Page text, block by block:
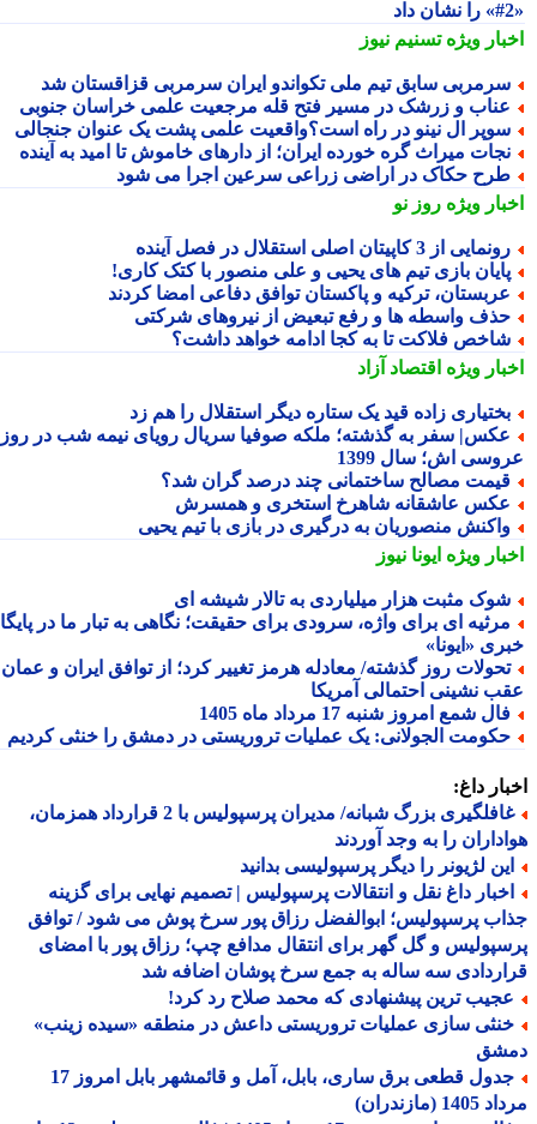
ویژهتسنیم نیوز
سابق تیم ملی تکواندو ایران سرمربی قزاقستان شد
و زرشک در مسیر فتح قله مرجعیت علمی خراسان جنوبی
ال نینو در راه است؟واقعیت علمی پشت یک عنوان جنجالی
میراث گره خورده ایران؛ از دارهای خاموش تا امید به آینده
حکاک در اراضی زراعی سرعین اجرا می شود
ویژهروز نو
از 3 کاپیتان اصلی استقلال در فصل آینده
بازی تیم های یحیی و علی منصور با کتک کاری!
ترکیه و پاکستان توافق دفاعی امضا کردند
واسطه ها و رفع تبعیض از نیروهای شرکتی
فلاکت تا به کجا ادامه خواهد داشت؟
ویژهاقتصاد آزاد
زاده قید یک ستاره دیگر استقلال را هم زد
سفر به گذشته؛ ملکه صوفیا سریال رویای نیمه شب در روز
اش؛ سال 1399
مصالح ساختمانی چند درصد گران شد؟
عاشقانه شاهرخ استخری و همسرش
منصوریان به درگیری در بازی با تیم یحیی
ویژهایونا نیوز
مثبت هزار میلیاردی به تالار شیشه ای
ای برای واژه، سرودی برای حقیقت؛ نگاهی به تبار ما در پایگاه
«ایونا»
روز گذشته/ معادله هرمز تغییر کرد؛ از توافق ایران و عمان تا
نشینی احتمالی آمریکا
شمع امروز شنبه 17 مرداد ماه 1405
الجولانی: یک عملیات تروریستی در دمشق را خنثی کردیم
داغ:
غافلگیری بزرگ شبانه/ مدیران پرسپولیس با 2 قرارداد همزمان،
را به وجد آوردند
لژیونر را دیگر پرسپولیسی بدانید
داغ نقل و انتقالات پرسپولیس | تصمیم نهایی برای گزینه
پرسپولیس؛ ابوالفضل رزاق پور سرخ پوش می شود / توافق
و گل گهر برای انتقال مدافع چپ؛ رزاق پور با امضای
سه ساله به جمع سرخ پوشان اضافه شد
ترین پیشنهادی که محمد صلاح رد کرد!
سازی عملیات تروریستی داعش در منطقه «سیده زینب»
جدول قطعی برق ساری، بابل، آمل و قائمشهر بابل امروز 17
(مازندران)